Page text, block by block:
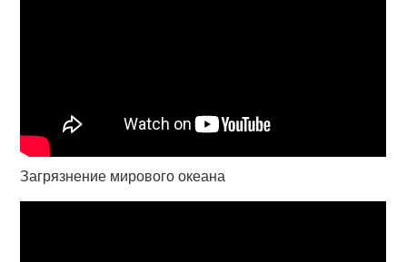
Загрязнение мирового океана